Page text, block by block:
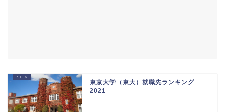
東京大学（東大）就職先ランキング
2021